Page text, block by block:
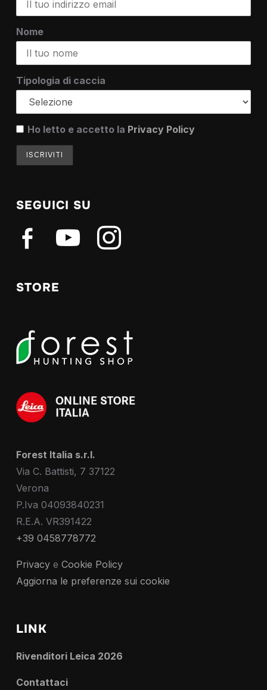
Nome
Tipologia di caccia
Ho letto e accetto la Privacy Policy
SEGUICI SU
facebook- youtube instagram
STORE
Forest Italia s.r.l.
Via C. Battisti, 7 37122
Verona
P.Iva 04093840231
R.E.A. VR391422
+39 0458778772
Privacye Cookie Policy
Aggiorna le preferenze sui cookie
LINK
Rivenditori Leica 2026
Contattaci